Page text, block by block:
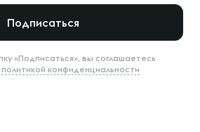
Подписаться
«Подписаться», вы соглашаетесь
политикой конфиденциальности